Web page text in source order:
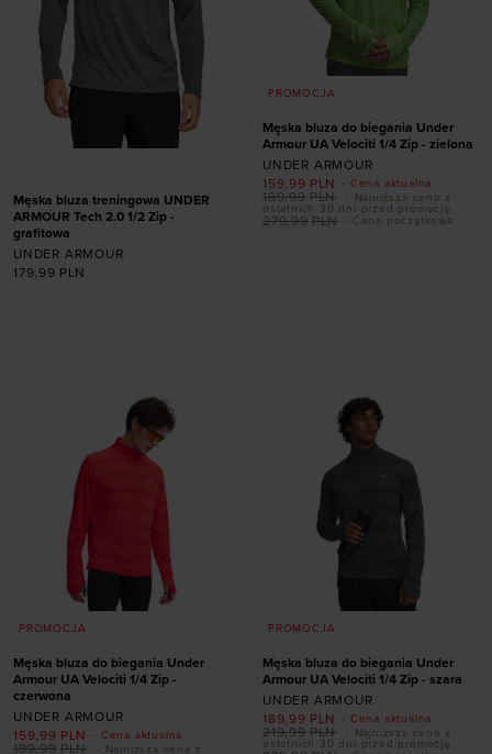
Dodaj produkt w
rozmiarze
Męska bluza treningowa UNDER
ARMOUR Tech 2.0 1/2 Zip -
grafitowa
UNDER ARMOUR
179,99 PLN
PROMOCJA
Męska bluza do biegania Under
Armour UA Velociti 1/4 Zip - zielona
UNDER ARMOUR
- Cena aktualna
159,99 PLN
- Cena początkowa
279,99 PLN
189,99 PLN
- Najniższa cena z
ostatnich 30 dni przed promocją
PROMOCJA
Męska bluza do biegania Under
Armour UA Velociti 1/4 Zip -
czerwona
UNDER ARMOUR
- Cena aktualna
159,99 PLN
189,99 PLN
- Najniższa cena z
PROMOCJA
Męska bluza do biegania Under
Armour UA Velociti 1/4 Zip - szara
UNDER ARMOUR
- Cena aktualna
189,99 PLN
219,99 PLN
- Najniższa cena z
ostatnich 30 dni przed promocją